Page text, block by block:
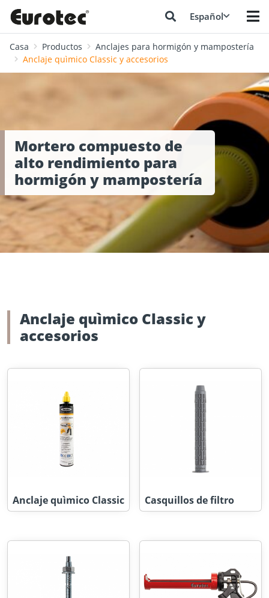
Español
Casa Productos
Anclajes para hormigón y mampostería
Anclaje quìmico Classic y accesorios
Mortero compuesto de
alto rendimiento para
hormigón y mampostería
Anclaje quìmico Classic y
accesorios
Anclaje quìmico Classic Casquillos de filtro